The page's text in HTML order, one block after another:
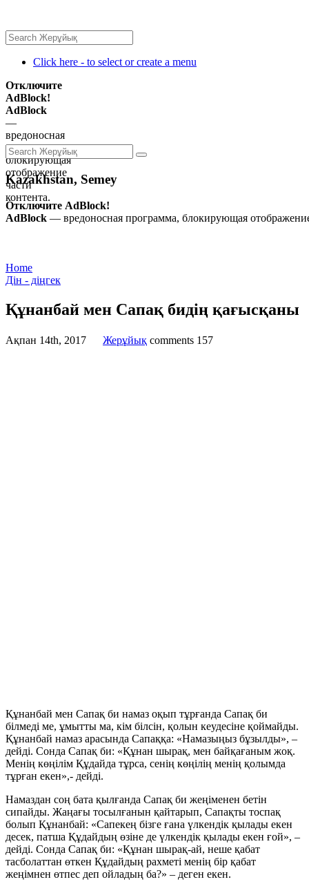
Click here - to select or create a menu
Отключите
AdBlock!
AdBlock
—
вредоносная
программа,
блокирующая
отображение
части
контента.
Kazakhstan, Semey
Отключите AdBlock!
AdBlock — вредоносная программа, блокирующая
Home
Дін - діңгек
Құнанбай мен Сапақ бидің қағысқаны
Ақпан 14th, 2017 Жерұйық comments 157
Құнанбай мен Сапақ би намаз оқып тұрғанда Сапақ би
білмеді ме, ұмытты ма, кім білсін, қолын кеудесіне қоймайды.
Құнанбай намаз арасында Сапаққа: «Намазыңыз бұзылды», –
дейді. Сонда Сапақ би: «Құнан шырақ, мен байқағаным жоқ.
Менің көңілім Құдайда тұрса, сенің көңілің менің қолымда
тұрған екен»,- дейді.
Намаздан соң бата қылғанда Сапақ би жеңіменен бетін
сипайды. Жаңағы тосылғанын қайтарып, Сапақты тоспақ
болып Құнанбай: «Сапекең бізге ғана үлкендік қылады екен
десек, патша Құдайдың өзіне де үлкендік қылады екен ғой», –
дейді. Сонда Сапақ би: «Құнан шырақ-ай, неше қабат
тасболаттан өткен Құдайдың рахметі менің бір қабат
жеңімнен өтпес деп ойладың ба?» – деген екен.